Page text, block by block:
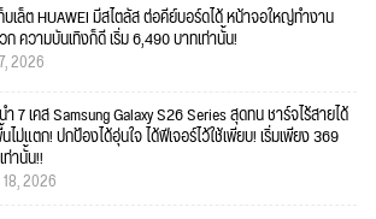
เล็ต HUAWEI มีสไตลัส ต่อคีย์บอร์ดได้ หน้าจอใหญ่ทำงาน
ก ความบันเทิงก็ดี เริ่ม 6,490 บาทเท่านั้น!
2026
ำ 7 เคส Samsung Galaxy S26 Series สุดทน ชาร์จไร้สายได้
ไม่แตก! ปกป้องได้อุ่นใจ ได้ฟีเจอร์ไว้ใช้เพียบ! เริ่มเพียง 369
านั้น!!
2026